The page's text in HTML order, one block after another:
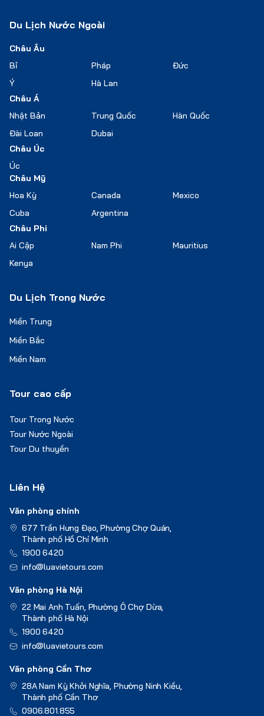
Du Lịch Nước Ngoài
Châu Âu
Bỉ
Pháp
Đức
Ý
Hà Lan
Châu Á
Nhật Bản
Trung Quốc
Hàn Quốc
Đài Loan
Dubai
Châu Úc
Úc
Châu Mỹ
Hoa Kỳ
Canada
Mexico
Cuba
Argentina
Châu Phi
Ai Cập
Nam Phi
Mauritius
Kenya
Du Lịch Trong Nước
Miền Trung
Miền Bắc
Miền Nam
Tour cao cấp
Tour Trong Nước
Tour Nước Ngoài
Tour Du thuyền
Liên Hệ
Văn phòng chính
677 Trần Hưng Đạo, Phường Chợ Quán,
Thành phố Hồ Chí Minh
1900 6420
info@luavietours.com
Văn phòng Hà Nội
22 Mai Anh Tuấn, Phường Ô Chợ Dừa,
Thành phố Hà Nội
1900 6420
info@luavietours.com
Văn phòng Cần Thơ
28A Nam Kỳ Khởi Nghĩa, Phường Ninh Kiều,
Thành phố Cần Thơ
0906.801.855